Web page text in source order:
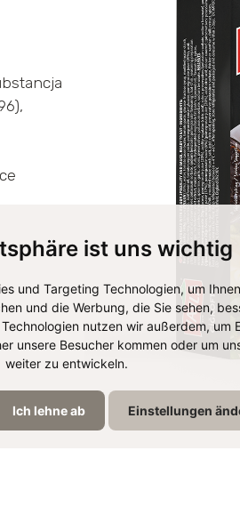
ist uns wichtig
und Targeting Technologien, um
und die Werbung, die Sie sehen,
nutzen wir außerdem, um
unsere Besucher kommen oder um
weiter zu entwickeln.
Ich lehne ab Einstellungen